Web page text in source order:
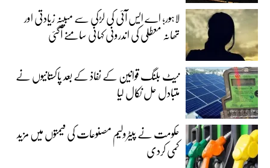
لاہور؛ اے ایس آئی کی لڑکی سے مبینہ زیادتی اور
تھانہ معطلی کی اندرونی کہانی سامنے آگئی
نیٹ بلنگ قوانین کے نفاذ کے بعد پاکستانیوں نے
متبادل حل نکال لیا
حکومت نے پیٹرولیم مصنوعات کی قیمتوں میں مزید
کمی کردی